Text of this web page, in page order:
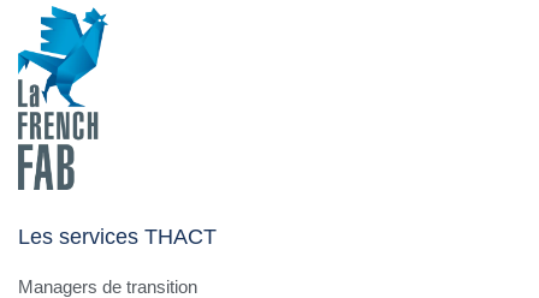
Les services THACT
Managers de transition